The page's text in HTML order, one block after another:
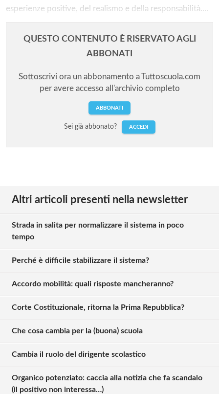
esperienze positive, del realismo e della responsabilità....
QUESTO CONTENUTO È RISERVATO AGLI
ABBONATI
Sottoscrivi ora un abbonamento a Tuttoscuola.com
per avere accesso all'archivio completo
ABBONATI
Sei già abbonato? ACCEDI
Altri articoli presenti nella newsletter
Strada in salita per normalizzare il sistema in poco
tempo
Perché è difficile stabilizzare il sistema?
Accordo mobilità: quali risposte mancheranno?
Corte Costituzionale, ritorna la Prima Repubblica?
Che cosa cambia per la (buona) scuola
Cambia il ruolo del dirigente scolastico
Organico potenziato: caccia alla notizia che fa scandalo
(il positivo non interessa…)